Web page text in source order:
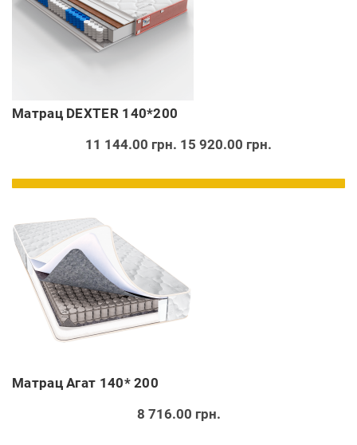
Матрац DEXTER 140*200
11 144.00 грн. 15 920.00 грн.
Матрац Агат 140* 200
8 716.00 грн.